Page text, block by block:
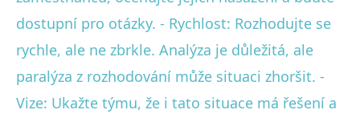
dostupní pro otázky. - Rychlost: Rozhodujte se
rychle, ale ne zbrkle. Analýza je důležitá, ale
paralýza z rozhodování může situaci zhoršit. -
Vize: Ukažte týmu, že i tato situace má řešení a